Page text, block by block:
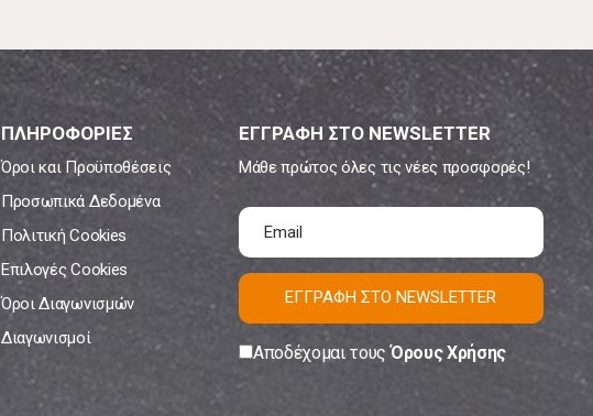
ΠΛΗΡΟΦΟΡΙΕΣ
Όροι και Προϋποθέσεις
Προσωπικά Δεδομένα
Πολιτική Cookies
Επιλογές Cookies
Όροι Διαγωνισμών
Διαγωνισμοί
ΕΓΓΡΑΦΗ ΣΤΟ NEWSLETTER
Μάθε πρώτος όλες τις νέες προσφορές!
ΕΓΓΡΑΦΗ ΣΤΟ NEWSLETTER
Αποδέχομαι τουςΌρους Χρήσης